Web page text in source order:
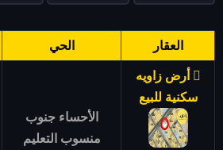
العقار الحي
أرض زاويه
سكنية للبيع
الأحساء جنوب
منسوب التعليم